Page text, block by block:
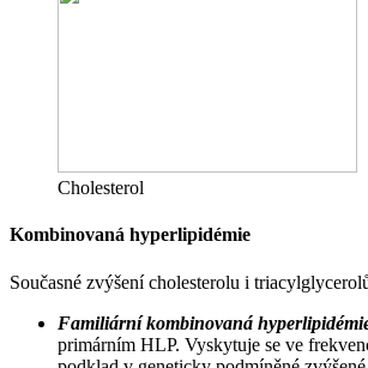
Cholesterol
Kombinovaná hyperlipidémie
Současné zvýšení cholesterolu i
Familiární kombinovaná
primárním HLP. Vyskytuje se ve